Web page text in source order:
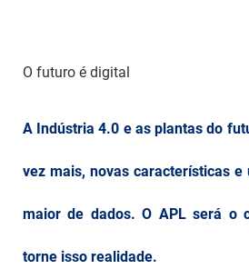
O futuro é digital
A Indústria 4.0 e as plantas do
vez mais, novas características
maior de dados. O APL será o
torne isso realidade.